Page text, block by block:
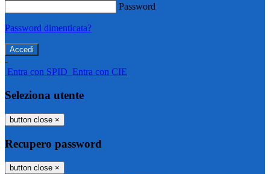
Password
Password dimenticata?
-
Entra con SPID Entra con CIE
Seleziona utente
button close ×
Recupero password
button close ×